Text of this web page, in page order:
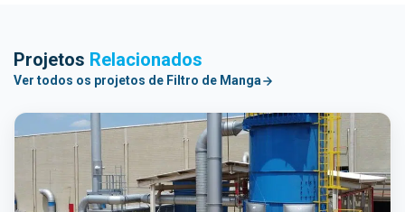
Projetos Relacionados
Ver todos os projetos de Filtro de Manga